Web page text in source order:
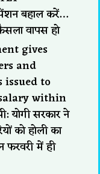
बहाल करें…
वापस हो
gives
and
issued to
within
योगी सरकार ने
को होली का
फरवरी में ही